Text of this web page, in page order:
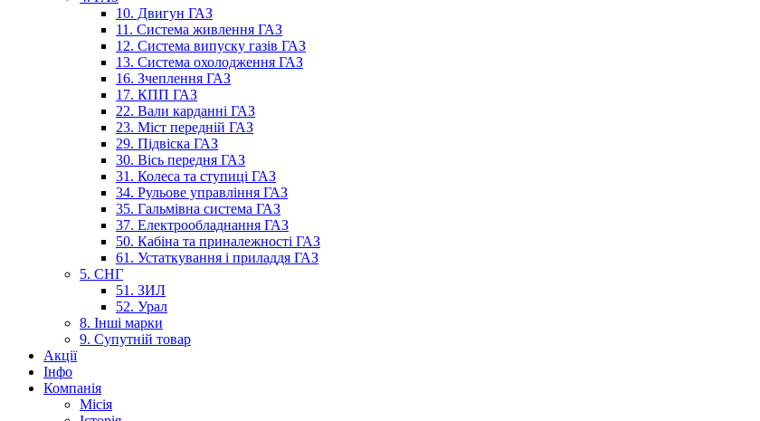
10. Двигун ГАЗ
11. Система живлення ГАЗ
12. Система випуску газів ГАЗ
13. Система охолодження ГАЗ
16. Зчеплення ГАЗ
17. КПП ГАЗ
22. Вали карданні ГАЗ
23. Міст передній ГАЗ
29. Підвіска ГАЗ
30. Вісь передня ГАЗ
31. Колеса та ступиці ГАЗ
34. Рульове управління ГАЗ
35. Гальмівна система ГАЗ
37. Електрообладнання ГАЗ
50. Кабіна та приналежності ГАЗ
61. Устаткування і приладдя ГАЗ
5. СНГ
51. ЗИЛ
52. Урал
8. Інші марки
9. Супутній товар
Акції
Інфо
Компанія
Місія